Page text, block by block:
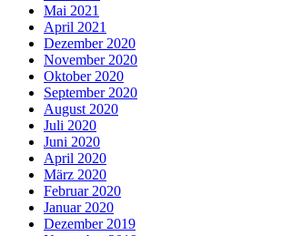
Mai 2021
April 2021
Dezember 2020
November 2020
Oktober 2020
September 2020
August 2020
Juli 2020
Juni 2020
April 2020
März 2020
Februar 2020
Januar 2020
Dezember 2019